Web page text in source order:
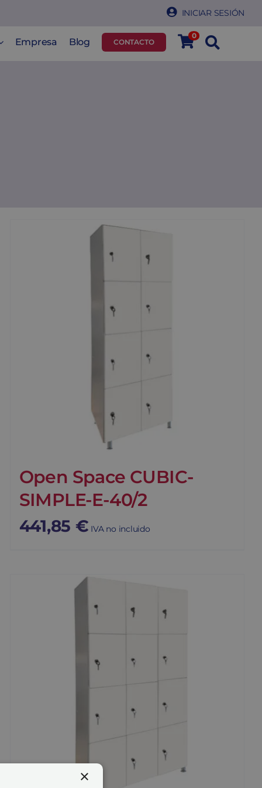
INICIAR SESIÓN
Empresa Blog CONTACTO
0
Open Space CUBIC-
SIMPLE-E-40/2
441,85 € IVA no incluido
×